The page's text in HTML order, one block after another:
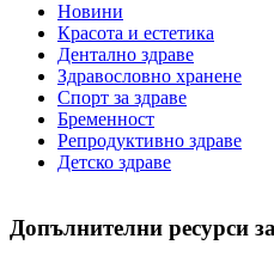
Новини
Красота и естетика
Дентално здраве
Здравословно хранене
Спорт за здраве
Бременност
Репродуктивно здраве
Детско здраве
Допълнителни ресурси